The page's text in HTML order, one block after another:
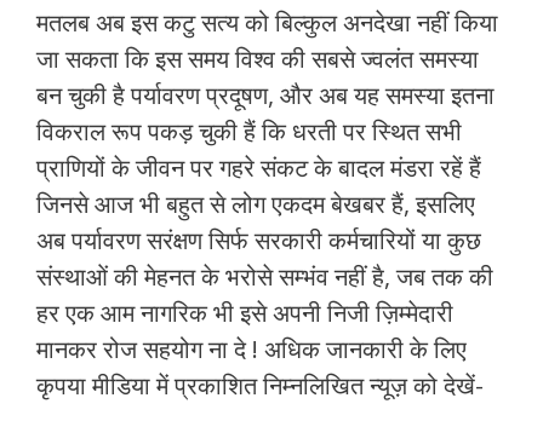
मतलब अब इस कटु सत्य को बिल्कुल अनदेखा नहीं किया
जा सकता कि इस समय विश्व की सबसे ज्वलंत समस्या
बन चुकी है पर्यावरण प्रदूषण, और अब यह समस्या इतना
विकराल रूप पकड़ चुकी हैं कि धरती पर स्थित सभी
प्राणियों के जीवन पर गहरे संकट के बादल मंडरा रहें हैं
जिनसे आज भी बहुत से लोग एकदम बेखबर हैं, इसलिए
अब पर्यावरण सरंक्षण सिर्फ सरकारी कर्मचारियों या कुछ
संस्थाओं की मेहनत के भरोसे सम्भंव नहीं है, जब तक की
हर एक आम नागरिक भी इसे अपनी निजी ज़िम्मेदारी
मानकर रोज सहयोग ना दे ! अधिक जानकारी के लिए
कृपया मीडिया में प्रकाशित निम्नलिखित न्यूज़ को देखें-